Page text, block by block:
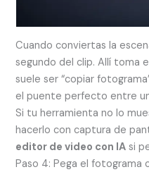
Cuando conviertas la
segundo del clip. Allí toma
suele ser “copiar
el puente perfecto entre
Si tu herramienta no lo
hacerlo con captura de
editor de video con IA si
Paso 4: Pega el fotograma